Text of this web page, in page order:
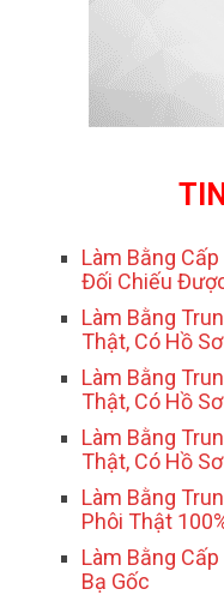
Làm Bằng
Đối Chiếu
Làm Bằng
Thật, Có Hồ
Làm Bằng
Thật, Có Hồ
Làm Bằng
Thật, Có Hồ
Làm Bằng
Phôi Thật
Làm Bằng Cấp
Bạ Gốc